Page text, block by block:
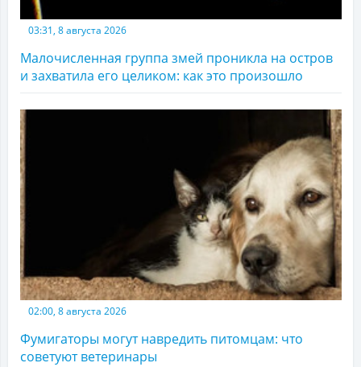
03:31, 8 августа 2026
Малочисленная группа змей проникла на остров
и захватила его целиком: как это произошло
02:00, 8 августа 2026
Фумигаторы могут навредить питомцам: что
советуют ветеринары